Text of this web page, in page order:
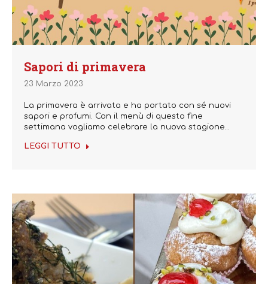
Sapori di primavera
23 Marzo 2023
La primavera è arrivata e ha portato con sé nuovi
sapori e profumi. Con il menù di questo fine
settimana vogliamo celebrare la nuova stagione…
LEGGI TUTTO